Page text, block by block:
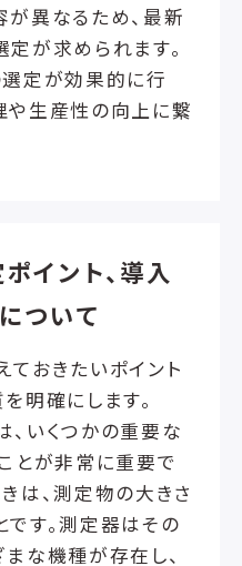
異なるため、最新
が求められます。
選定が効果的に行
や生産性の向上に繋
イント、導入
ついて
おきたいポイント
明確にします。
いくつかの重要な
とが非常に重要で
は、測定物の大きさ
す。測定器はその
な機種が存在し、